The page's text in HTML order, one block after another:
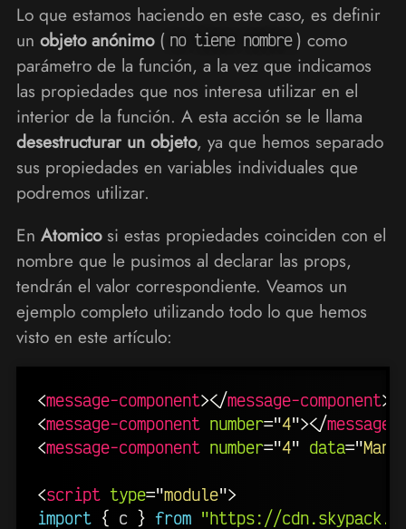
Lo que estamos haciendo en este caso, es definir
un objeto anónimo( no tiene nombre ) como
parámetro de la función, a la vez que indicamos
las propiedades que nos interesa utilizar en el
interior de la función. A esta acción se le llama
desestructurar un objeto, ya que hemos separado
sus propiedades en variables individuales que
podremos utilizar.
En Atomicosi estas propiedades coinciden con el
nombre que le pusimos al declarar las props,
tendrán el valor correspondiente. Veamos un
ejemplo completo utilizando todo lo que hemos
visto en este artículo:
<message-component></message-component>
<message-component number="4"></message-
<message-component number="4" data="Manz
<script type="module">
import { c } from "https://